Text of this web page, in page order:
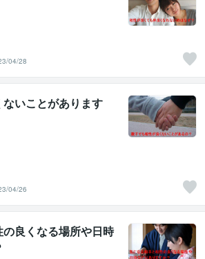
04/28
いことがあります
04/26
良くなる場所や日時